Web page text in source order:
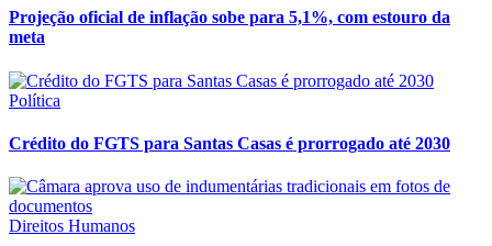
Projeção oficial de inflação sobe para 5,1%, com estouro da
meta
Política
Crédito do FGTS para Santas Casas é prorrogado até 2030
Direitos Humanos